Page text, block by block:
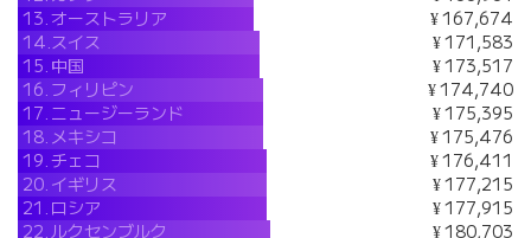
13.オーストラリア
¥ 167,674
14.スイス
¥ 171,583
15. 中国
¥ 173,517
16. フィリピン
¥ 174,740
17. ニュージーランド
¥ 175,395
18. メキシコ
¥ 175,476
19.チェコ
¥ 176,411
20. イギリス
¥ 177,215
21. ロシア
¥ 177,915
22.ルクセンブルク
¥ 180,703